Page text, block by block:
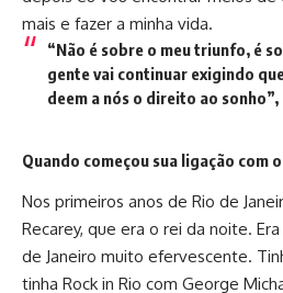
mais e fazer a minha vida.
“Não é sobre o meu triunfo, é
gente vai continuar exigindo
deem a nós o direito ao
Quando começou sua ligação com
Nos primeiros anos de Rio de
Recarey, que era o rei da noite.
de Janeiro muito efervescente.
tinha Rock in Rio com George